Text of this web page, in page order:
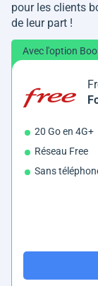
pour les clients
de leur part !
Avec l'option
20 Go en 4G+
Réseau Free
Sans